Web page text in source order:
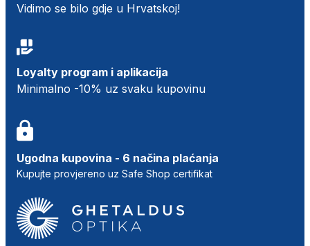
Vidimo se bilo gdje u Hrvatskoj!
Loyalty program i aplikacija
Minimalno -10% uz svaku kupovinu
Ugodna kupovina - 6 načina plaćanja
Kupujte provjereno uz Safe Shop certifikat